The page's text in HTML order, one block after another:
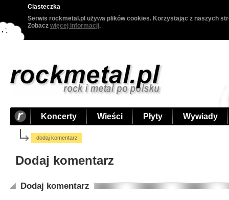
Ciasteczka
Serwis rockmetal.pl używa plików cookies. Korzystając z naszych
Zobacz więcej informacji.
Koncerty Wieści Płyty Wywiady
dodaj komentarz
Dodaj komentarz
Dodaj komentarz